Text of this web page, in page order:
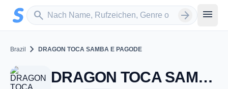
Zum Hauptinhalt springen
search
Sender suchen arrow_forward menu
Brazil chevron_right DRAGON TOCA SAMBA E PAGODE
DRAGON TOCA SAMBA E PAGODE